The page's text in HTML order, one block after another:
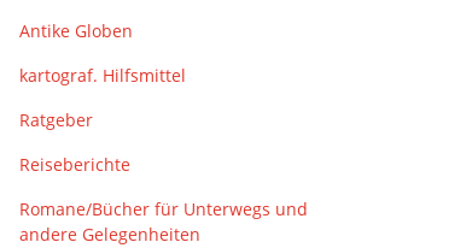
Antike Globen
kartograf. Hilfsmittel
Ratgeber
Reiseberichte
Romane/Bücher für Unterwegs und
andere Gelegenheiten